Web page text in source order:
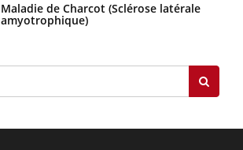
Maladie de Charcot (Sclérose latérale
amyotrophique)